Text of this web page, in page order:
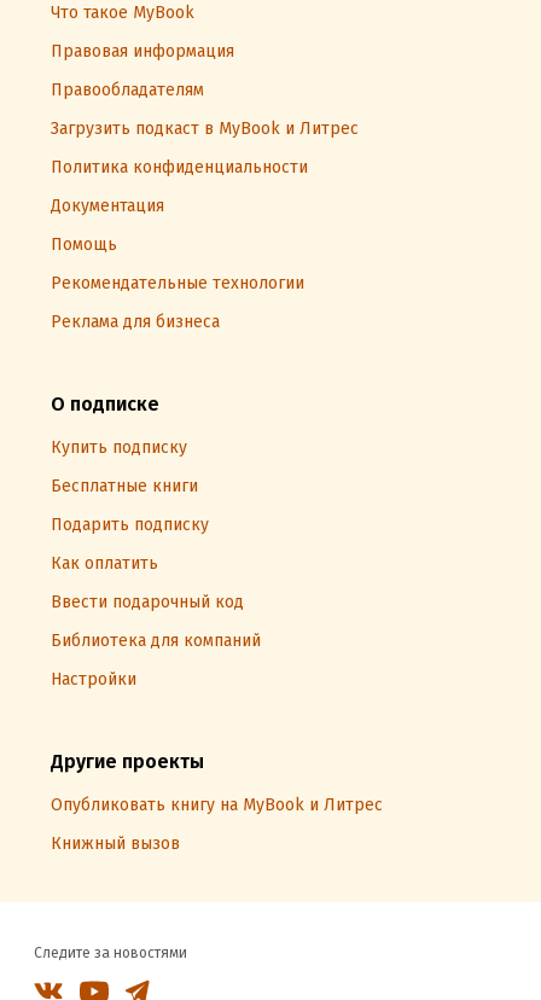
Что такое MyBook
Правовая информация
Правообладателям
Загрузить подкаст в MyBook и Литрес
Политика конфиденциальности
Документация
Помощь
Рекомендательные технологии
Реклама для бизнеса
О подписке
Купить подписку
Бесплатные книги
Подарить подписку
Как оплатить
Ввести подарочный код
Библиотека для компаний
Настройки
Другие проекты
Опубликовать книгу на MyBook и Литрес
Книжный вызов
Следите за новостями